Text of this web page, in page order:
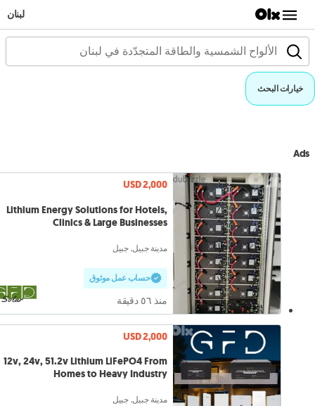
لبنان
خيارات البحث
Ads
USD 2,000
Lithium Energy Solutions for Hotels,
Clinics & Large Businesses
مدينة جبيل, جبيل
حساب عمل موثوق
منذ ٥٦ دقيقة
USD 2,000
12v, 24v, 51.2v Lithium LiFePO4 From
Homes to Heavy Industry
مدينة جبيل, جبيل